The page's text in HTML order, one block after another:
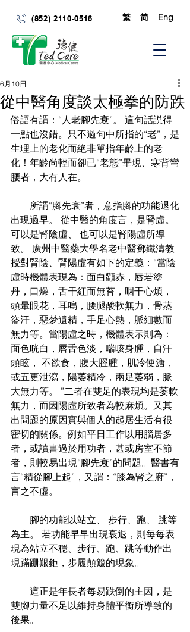
(852) 2110-0516 繁 简 Eng
從中醫角度談太極拳的防跌
6月10日
俗語有謂：“人老腳先衰”。 這句話説得
一點也沒錯。只不過句中所指的“老”，是
生理上的老化而絶非單指年齡上的老
化！年齡尚輕而卻已“老態”畢現、寒背彎
腰者，大有人在。
出現過早。 從中醫的角度言，是腎虛。
可以是腎陰虛、 也可以是腎陽虛所導
致。 廣州中醫藥大學名老中醫鄧鐵濤教
授對腎陰、腎陽虛有如下的定義：“當陰
虛時機體表現為：面白顴赤，唇若塗
丹，口燥，舌干紅而無苔，咽干心煩，
頭暈眼花，耳鳴，腰腿酸軟無力，骨蒸
盜汗，惡梦遺精，手足心熱，脈細數而
無力等。當陽虛之時，機體表示則為：
面色晄白，唇舌色淡，喘咳身腫，自汗
頭眩， 不欲食，腹大脛腫，肌冷便溏，
或五更泄瀉，陽萎精冷，兩足萎弱，脈
大無力等。 ”二者在雙足的表現均是萎軟
無力，而因陽虛所致者為較麻煩。又其
出問題的原因實與個人的起居生活有很
密切的關係。例如平日工作以用腦居多
者，或讀書過於用功者，甚或房室不節
者，則較易出現“腳先衰”的問題。醫書有
言“精從腳上起”，又謂：“膝為腎之府”，
言之不虛。
為主。 若功能早早出現衰退，則每每表
現為站立不穩、步行、跑、跳等動作出
現蹣跚艱鉅，步履顛簸的現象。
雙腳力量不足以維持身體平衡所導致的
後果。